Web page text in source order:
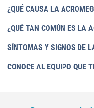
¿QUÉ CAUSA LA
¿QUÉ TAN COMÚN ES LA
SÍNTOMAS Y SIGNOS DE
CONOCE AL EQUIPO QUE